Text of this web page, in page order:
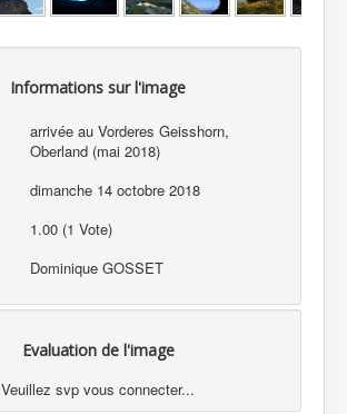
Informations sur l'image
arrivée au Vorderes Geisshorn,
Oberland (mai 2018)
dimanche 14 octobre 2018
1.00 (1 Vote)
Dominique GOSSET
Evaluation de l'image
Veuillez svp vous connecter...